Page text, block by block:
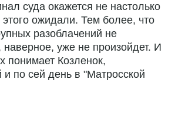
суда окажется не настолько
ожидали. Тем более, что
разоблачений не
уже не произойдет. И
понимает Козленок,
по сей день в "Матросской